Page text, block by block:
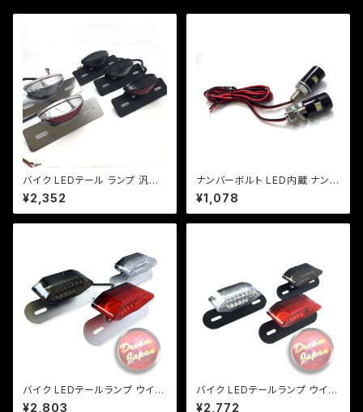
バイク LEDテール ランプ 汎用
ナンバー灯付 ミニタイプ 【ブラッ
ク】カスタム テール エイプ モン
キー SR マグナ FTR 【レンジ
¥2,352
ナンバーボルト LED内蔵 ナンバ
ー灯/2個セット【ブラック】 ＬＥＤ
爆光/1W/車検/原付/ネイキッド/
アメリカン/汎用/【クリックポスト
¥1,078
バイク LEDテールランプ ウイン
カー 一体型テール ルーカステ
¥2,803
バイク LEDテールランプ ウイン
カー 一体型テール【レンズ色選
¥2,772